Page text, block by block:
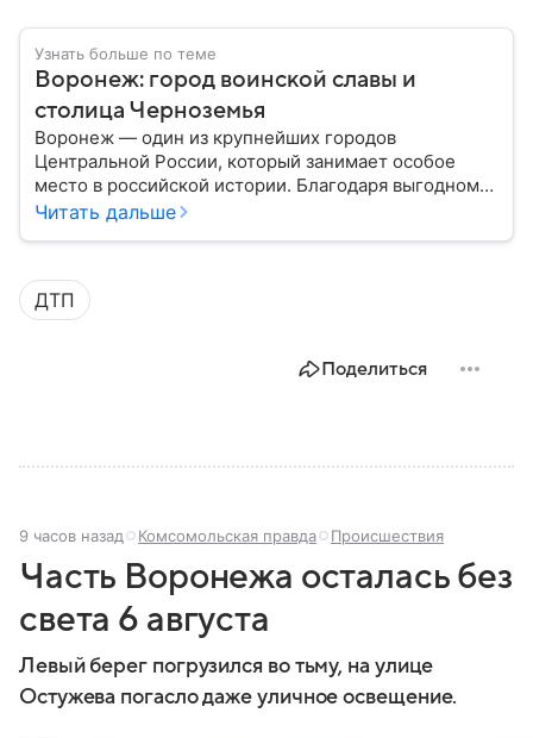
Узнать больше по теме
Воронеж: город воинской славы и
столица Черноземья
Воронеж — один из крупнейших городов
Центральной России, который занимает особое
место в российской истории. Благодаря выгодному
расположению на юге европейской части страны
Читать дальше
ДТП
Поделиться
9 часов назад Комсомольская правда Происшествия
Часть Воронежа осталась без
света 6 августа
Левый берег погрузился во тьму, на улице
Остужева погасло даже уличное освещение.